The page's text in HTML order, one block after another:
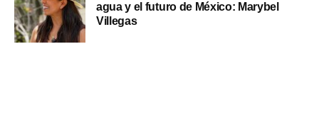
agua y el futuro de México: Marybel
Villegas